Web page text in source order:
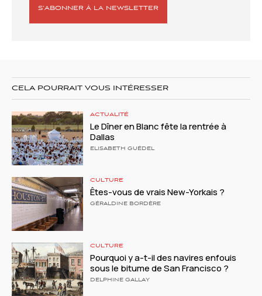
S’ABONNER À LA NEWSLETTER
CELA POURRAIT VOUS INTÉRESSER
ACTUALITÉ
Le Dîner en Blanc fête la rentrée à
Dallas
ELISABETH GUÉDEL
CULTURE
Êtes-vous de vrais New-Yorkais ?
GÉRALDINE BORDÈRE
CULTURE
Pourquoi y a-t-il des navires enfouis
sous le bitume de San Francisco ?
DELPHINE GALLAY